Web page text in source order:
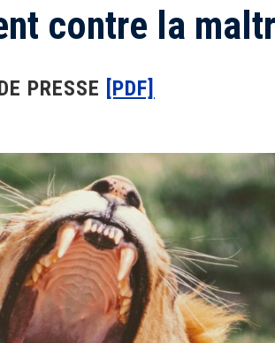
contre la
PRESSE [PDF]